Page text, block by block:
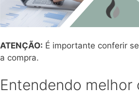
ATENÇÃO: É importante conferir
a compra.
Entendendo melhor